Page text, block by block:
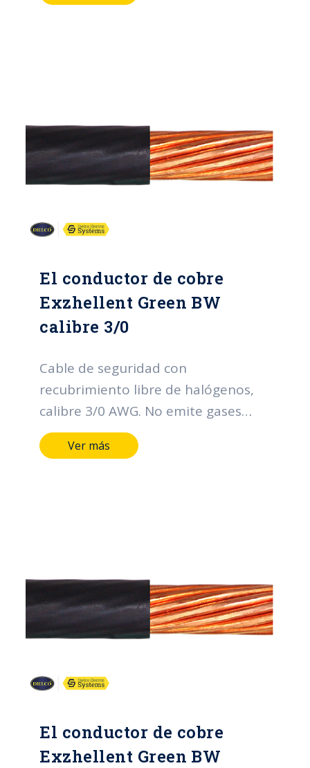
El conductor de cobre
Exzhellent Green BW
calibre 3/0
Cable de seguridad con
recubrimiento libre de halógenos,
calibre 3/0 AWG. No emite gases
téxicos en caso de incendio.
Ver más
El conductor de cobre
Exzhellent Green BW